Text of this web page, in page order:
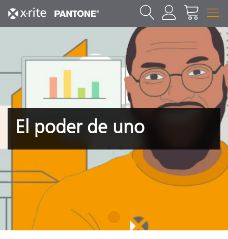
El poder de uno